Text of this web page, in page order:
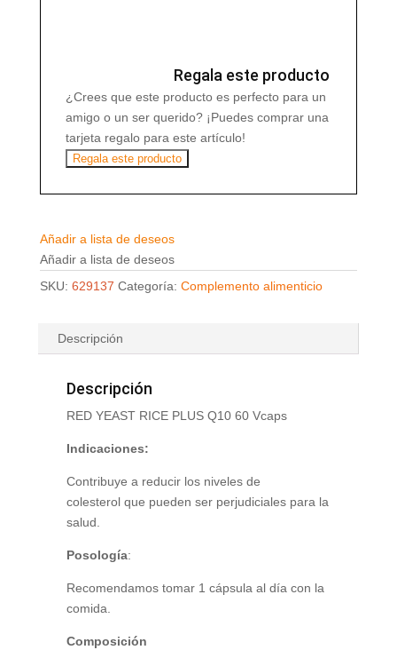
Regala este producto
¿Crees que este producto es perfecto para un
amigo o un ser querido? ¡Puedes comprar una
tarjeta regalo para este artículo!
Regala este producto
Añadir a lista de deseos
Añadir a lista de deseos
SKU: 629137 Categoría: Complemento alimenticio
Descripción
Descripción
RED YEAST RICE PLUS Q10 60 Vcaps
Indicaciones:
Contribuye a reducir los niveles de
colesterol que pueden ser perjudiciales para la
salud.
Posología:
Recomendamos tomar 1 cápsula al día con la
comida.
Composición